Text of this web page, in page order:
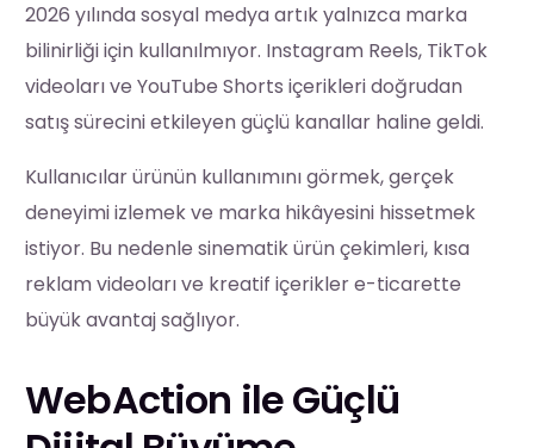
2026 yılında sosyal medya artık yalnızca marka
bilinirliği için kullanılmıyor. Instagram Reels, TikTok
videoları ve YouTube Shorts içerikleri doğrudan
satış sürecini etkileyen güçlü kanallar haline geldi.
Kullanıcılar ürünün kullanımını görmek, gerçek
deneyimi izlemek ve marka hikâyesini hissetmek
istiyor. Bu nedenle sinematik ürün çekimleri, kısa
reklam videoları ve kreatif içerikler e-ticarette
büyük avantaj sağlıyor.
WebAction ile Güçlü